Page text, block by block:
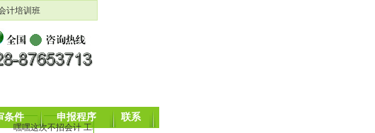
计培训班
条件 申报程序 联系
嘿嘿这次不招会计 工种丰富啊! 招聘_2018春节后几个会计岗位_九里堤附近中级会计师职称培训班